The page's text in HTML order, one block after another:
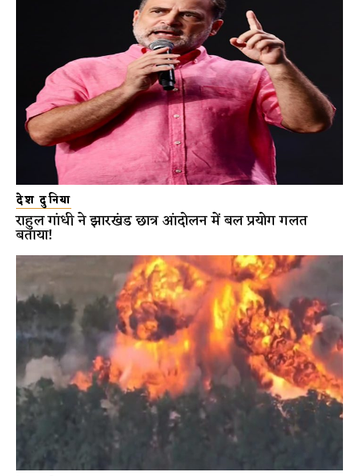
देश दुनिया
राहुल गांधी ने झारखंड छात्र आंदोलन में बल प्रयोग गलत
बताया!